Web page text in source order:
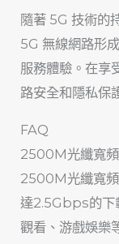
隨著 5G 技術的
5G 無線網路形
服務體驗。在享
路安全和隱私保
FAQ
2500M光纖寬
2500M光纖寬頻
達2.5Gbps的下
觀看、游戲娛樂